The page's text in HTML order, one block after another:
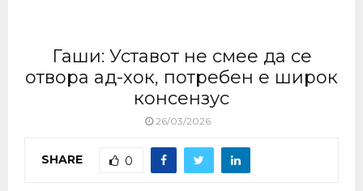
Гаши: Уставот не смее да се
отвора ад-хок, потребен е широк
консензус
26/03/2026
SHARE 0